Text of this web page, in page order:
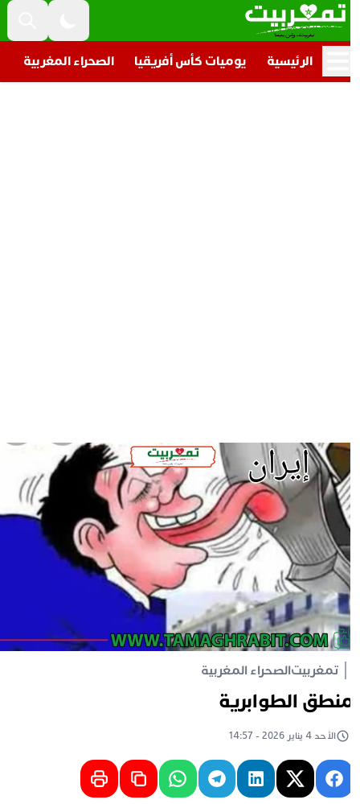
الرئيسية يوميات كأس أفريقيا الصحراء المغربية
تمغربيتالصحراء المغربية
الطوابرية
الأحد 4 يناير 2026 - 14:57